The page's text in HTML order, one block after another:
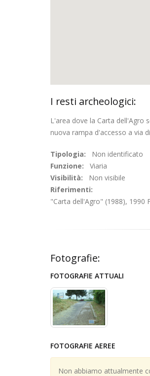
I resti archeologici:
L'area dove la Carta dell'Agro
nuova rampa d'accesso a via
Tipologia: Non identificato
Funzione: Viaria
Visibilità: Non visibile
Riferimenti:
"Carta dell'Agro" (1988), 1990
Fotografie:
FOTOGRAFIE ATTUALI
FOTOGRAFIE AEREE
Non abbiamo attualmente